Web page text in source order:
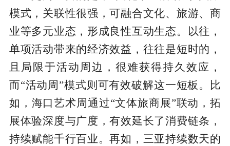
模式，关联性很强，可融合文化、旅游、商
业等多元业态，形成良性互动生态。以往，
单项活动带来的经济效益，往往是短时的，
且局限于活动周边，很难获得持久效应，
而“活动周”模式则可有效破解这一短板。比
如，海口艺术周通过“文体旅商展”联动，拓
展体验深度与广度，有效延长了消费链条，
持续赋能千行百业。再如，三亚持续数天的